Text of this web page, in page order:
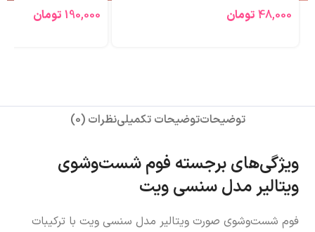
48,000 تومان 190,000 تومان
توضیحاتتوضیحات تکمیلینظرات (0)
ویژگی‌های برجسته فوم شست‌وشوی
ویتالیر مدل سنسی ویت
فوم شست‌وشوی صورت ویتالیر مدل سنسی ویت با ترکیبات